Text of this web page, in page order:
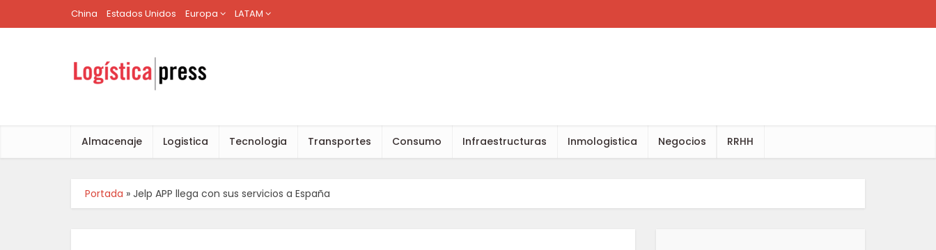
China Estados Unidos Europa LATAM
Almacenaje Logistica Tecnologia Transportes Consumo Infraestructuras Inmologistica Negocios RRHH
Portada » Jelp APP llega con sus servicios a España